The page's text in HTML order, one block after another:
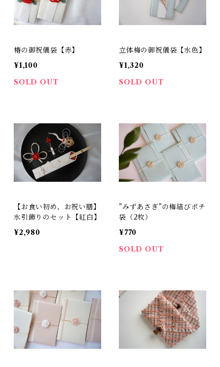
椿の御祝儀袋【赤】
¥1,100
SOLD OUT
立体梅の御祝儀袋【水色】
¥1,320
SOLD OUT
【お食い初め、お祝い膳】
水引飾りのセット【紅白】
¥2,980
”みずあさぎ”の梅結びポチ
袋（2枚）
¥770
SOLD OUT